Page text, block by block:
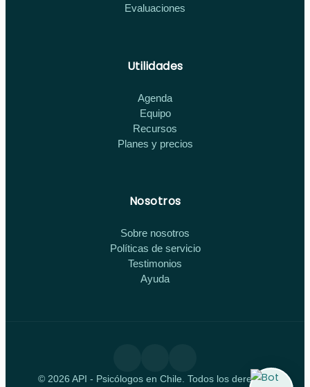
Evaluaciones
Utilidades
Agenda
Equipo
Recursos
Planes y precios
Nosotros
Sobre nosotros
Políticas de servicio
Testimonios
Ayuda
© 2026 API - Psicólogos en Chile. Todos los derechos